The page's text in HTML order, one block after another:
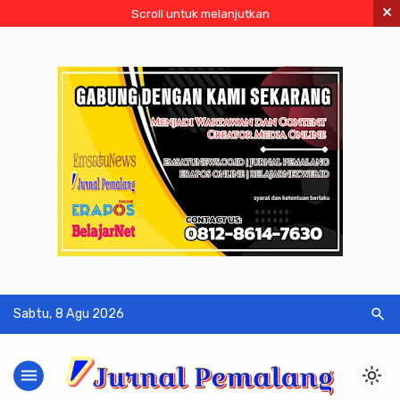
Scroll untuk melanjutkan ×
Sabtu, 8 Agu 2026 search
menu light_mode